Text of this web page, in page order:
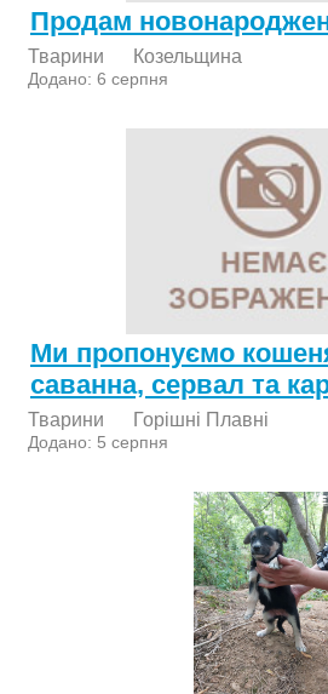
Продам
Тварини Козельщина
Додано: 6 серпня
Ми пропонуємо
саванна, сервал та
Тварини Горішні Плавні
Додано: 5 серпня